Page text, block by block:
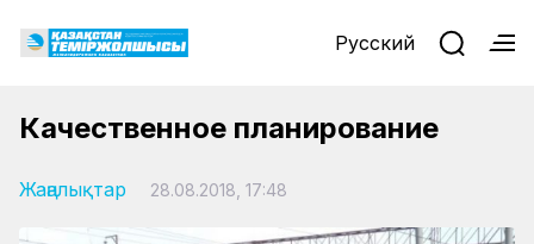
Русский
Качественное планирование
Жаңалықтар 28.08.2018, 17:48